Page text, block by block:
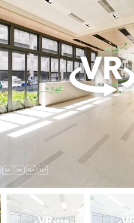
升降机，运作高效。4层地库停
温馨宜人。2楼特大平台花园
心脏地带，邻近荃万港铁站及
球中心及One Midtown等甲级